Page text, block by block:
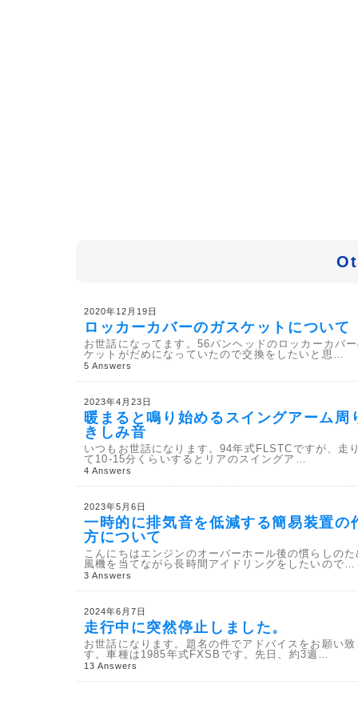
2020年12月19日
ロッカーカバーのガスケットについて
お世話になってます。56パンヘッドのロッカーカバ
ケットがだめになっていたので交換をしたいと思…
5 Answers
2023年4月23日
暖まると鳴り始めるスイングアーム周
きしみ音
いつもお世話になります。94年式FLSTCですが、走
て10-15分くらいするとリアのスイングア…
4 Answers
2023年5月6日
一時的に排気音を低減する簡易装置の
方について
こんにちはエンジンのオーバーホール後の慣らしの
風機を当てながら長時間アイドリングをしたいので…
3 Answers
2024年6月7日
走行中に突然停止しました。
お世話になります。題名の件でアドバイスをお願い致
す。車種は1985年式FXSBです。先日、約3週…
13 Answers